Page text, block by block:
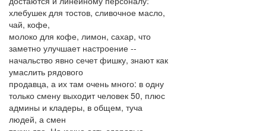
хлебушек для тостов, сливочное масло,
чай, кофе,
молоко для кофе, лимон, сахар, что
заметно улучшает настроение --
начальство явно сечет фишку, знают как
умаслить рядового
продавца, а их там очень много: в одну
только смену выходит человек 50, плюс
админы и кладеры, в общем, туча
людей, а смен